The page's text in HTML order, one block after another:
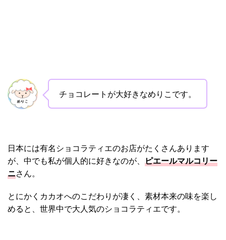
チョコレートが大好きなめりこです。
日本には有名ショコラティエのお店がたくさんあります
が、中でも私が個人的に好きなのが、 ピエールマルコリー
ニさん。
とにかくカカオへのこだわりが凄く、素材本来の味を楽し
めると、世界中で大人気のショコラティエです。